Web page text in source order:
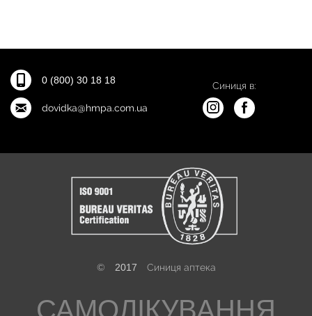
0 (800) 30 18 18
dovidka@hmpa.com.ua
Синиця в:
© 2017 Синиця аптека
САМОЛІКУВАННЯ